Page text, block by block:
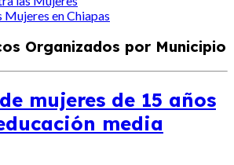
Mujeres en Chiapas
Organizados por Municipio
mujeres de 15 años
media